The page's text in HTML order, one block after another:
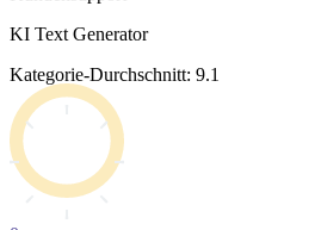
KI Text Generator
Kategorie-Durchschnitt: 9.1